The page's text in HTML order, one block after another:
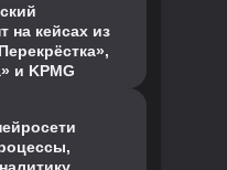
на кейсах из
и KPMG